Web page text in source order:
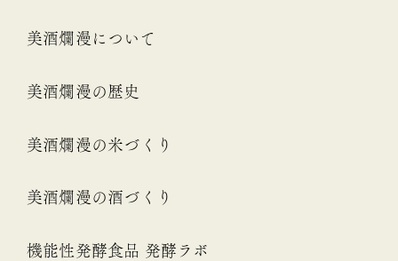
美酒爛漫について
美酒爛漫の歴史
美酒爛漫の米づくり
美酒爛漫の酒づくり
機能性発酵食品 発酵ラボ